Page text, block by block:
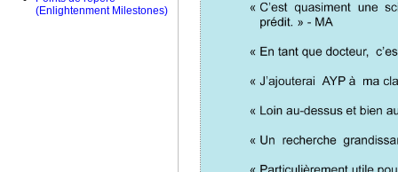
(Enlightenment Milestones)